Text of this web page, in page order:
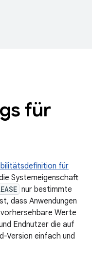
für
für
Systemeigenschaft
nur bestimmte
dass Anwendungen
Werte
Endnutzer die auf
Version einfach und